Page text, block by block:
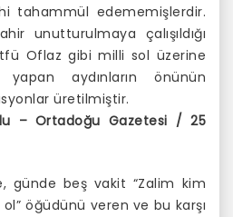
tahammül edememişlerdir.
unutturulmaya çalışıldığı
Oflaz gibi milli sol üzerine
aydınların önünün
üretilmiştir.
– Ortadoğu Gazetesi / 25
günde beş vakit “Zalim kim
öğüdünü veren ve bu karşı